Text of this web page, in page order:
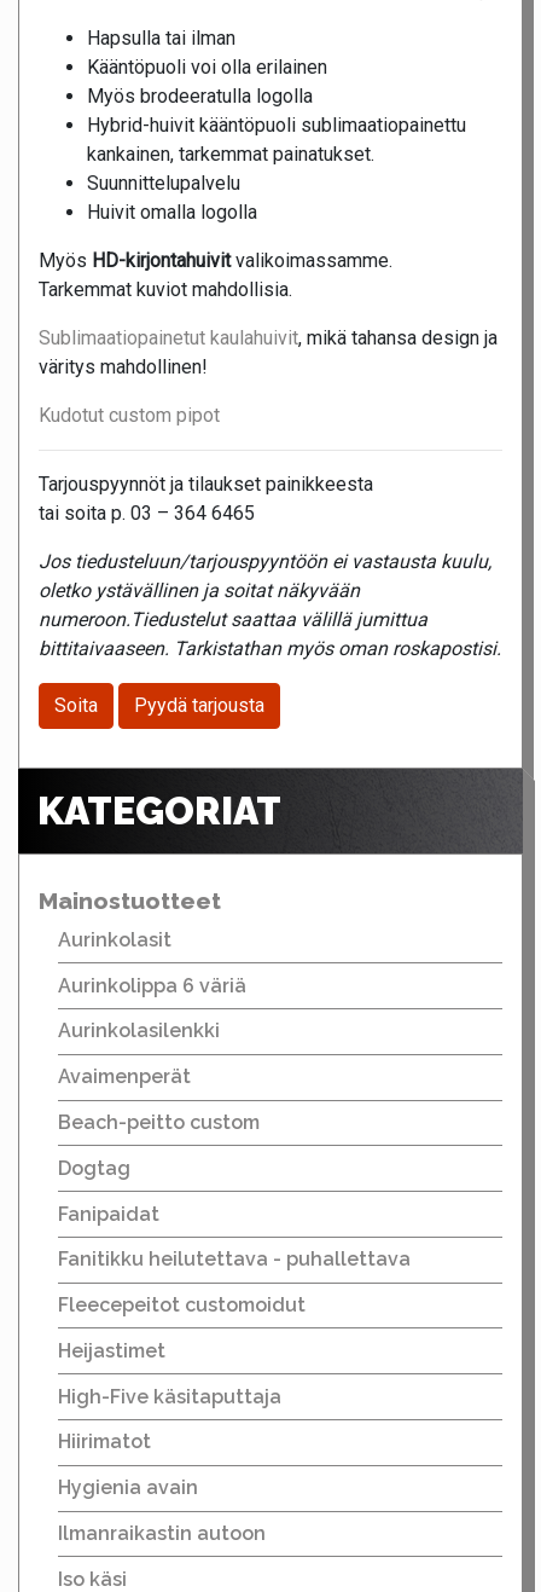
Hapsulla tai ilman
Kääntöpuoli voi olla erilainen
Myös brodeeratulla logolla
Hybrid-huivit kääntöpuoli sublimaatiopainettu
kankainen, tarkemmat painatukset.
Suunnittelupalvelu
Huivit omalla logolla
Myös HD-kirjontahuivitvalikoimassamme.
Tarkemmat kuviot mahdollisia.
Sublimaatiopainetut kaulahuivit, mikä tahansa design ja
väritys mahdollinen!
Kudotut custom pipot
Tarjouspyynnöt ja tilaukset painikkeesta
tai soita p. 03 – 364 6465
Jos tiedusteluun/tarjouspyyntöön ei vastausta kuulu,
oletko ystävällinen ja soitat näkyvään
numeroon.Tiedustelut saattaa välillä jumittua
bittitaivaaseen. Tarkistathan myös oman roskapostisi.
Soita Pyydä tarjousta
KATEGORIAT
Mainostuotteet
Aurinkolasit
Aurinkolippa 6 väriä
Aurinkolasilenkki
Avaimenperät
Beach-peitto custom
Dogtag
Fanipaidat
Fanitikku heilutettava - puhallettava
Fleecepeitot customoidut
Heijastimet
High-Five käsitaputtaja
Hiirimatot
Hygienia avain
Ilmanraikastin autoon
Iso käsi